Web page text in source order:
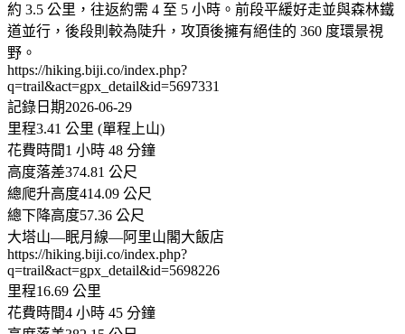
約 3.5 公里，往返約需 4 至 5 小時。前段平緩好走並與森林鐵
道並行，後段則較為陡升，攻頂後擁有絕佳的 360 度環景視
野。
https://hiking.biji.co/index.php?
q=trail&act=gpx_detail&id=5697331
記錄日期2026-06-29
里程3.41 公里 (單程上山)
花費時間1 小時 48 分鐘
高度落差374.81 公尺
總爬升高度414.09 公尺
總下降高度57.36 公尺
大塔山—眠月線—阿里山閣大飯店
https://hiking.biji.co/index.php?
q=trail&act=gpx_detail&id=5698226
里程16.69 公里
花費時間4 小時 45 分鐘